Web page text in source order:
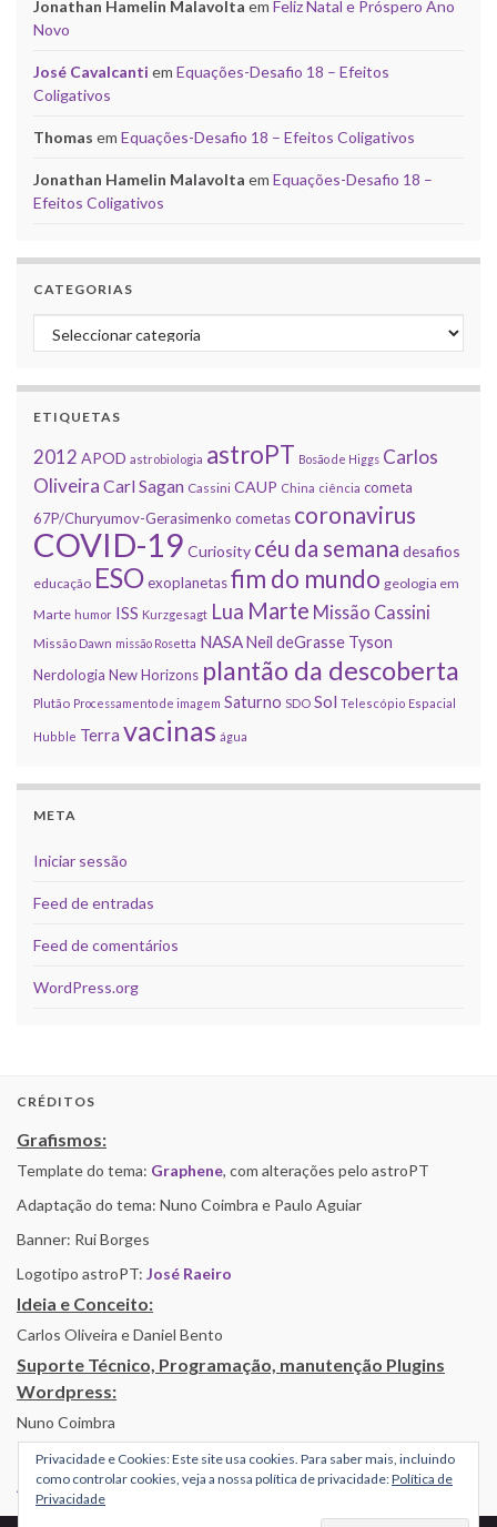
Jonathan Hamelin Malavolta em Feliz Natal e Próspero Ano
Novo
José Cavalcanti em Equações-Desafio 18 – Efeitos
Coligativos
Thomas em Equações-Desafio 18 – Efeitos Coligativos
Jonathan Hamelin Malavolta em Equações-Desafio 18 –
Efeitos Coligativos
CATEGORIAS
Categorias
ETIQUETAS
2012 APOD astrobiologia astroPT Bosão de Higgs Carlos
Oliveira Carl Sagan Cassini CAUP China ciência cometa
67P/Churyumov-Gerasimenko cometas coronavirus
COVID-19 Curiosity céu da semana desafios
educação ESOexoplanetasfim do mundo geologia em
Marte humor ISS Kurzgesagt Lua Marte Missão Cassini
Missão Dawn missão Rosetta NASANeil deGrasse Tyson
Nerdologia New Horizons plantão da descoberta
Plutão Processamento de imagem Saturno SDO Sol Telescópio Espacial
Hubble Terra vacinas água
META
Iniciar sessão
Feed de entradas
Feed de comentários
WordPress.org
CRÉDITOS
Grafismos:
Template do tema: Graphene, com alterações pelo astroPT
Adaptação do tema: Nuno Coimbra e Paulo Aguiar
Banner: Rui Borges
Logotipo astroPT: José Raeiro
Ideia e Conceito:
Carlos Oliveira e Daniel Bento
Suporte Técnico, Programação, manutenção Plugins
Wordpress:
Nuno Coimbra
Alojamento por Simbiose
Privacidade e Cookies: Este site usa cookies. Para saber mais, incluindo
como controlar cookies, veja a nossa política de privacidade:Política de
Privacidade